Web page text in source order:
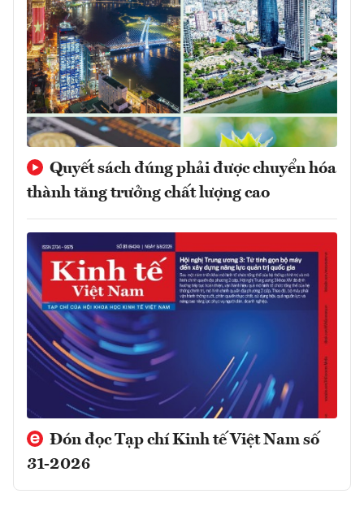
Quyết sách đúng phải được chuyển hóa
thành tăng trưởng chất lượng cao
Đón đọc Tạp chí Kinh tế Việt Nam số
31-2026